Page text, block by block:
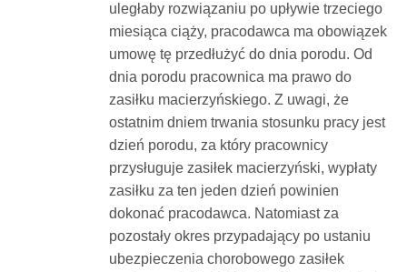
uległaby rozwiązaniu po upływie trzeciego
miesiąca ciąży, pracodawca ma obowiązek
umowę tę przedłużyć do dnia porodu. Od
dnia porodu pracownica ma prawo do
zasiłku macierzyńskiego. Z uwagi, że
ostatnim dniem trwania stosunku pracy jest
dzień porodu, za który pracownicy
przysługuje zasiłek macierzyński, wypłaty
zasiłku za ten jeden dzień powinien
dokonać pracodawca. Natomiast za
pozostały okres przypadający po ustaniu
ubezpieczenia chorobowego zasiłek